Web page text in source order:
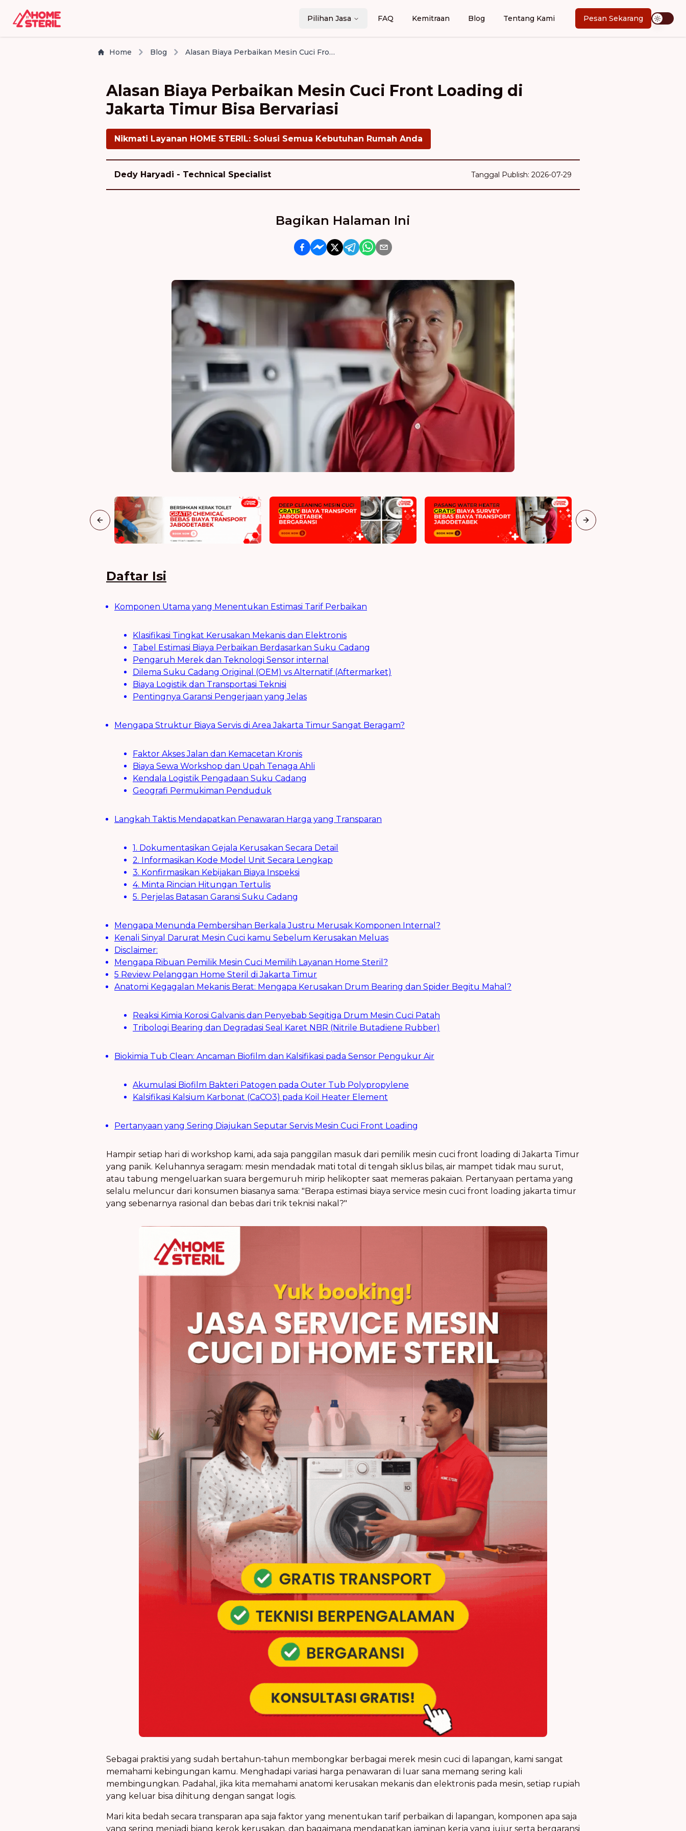
Pilihan Jasa FAQ Kemitraan Blog Tentang Kami Pesan Sekarang
Home Blog Alasan Biaya Perbaikan Mesin Cuci Front Loading di Jakarta Timur Bisa Bervariasi
Alasan Biaya Perbaikan Mesin Cuci Front Loading di
Jakarta Timur Bisa Bervariasi
Nikmati Layanan HOME STERIL: Solusi Semua Kebutuhan Rumah Anda
Dedy Haryadi - Technical Specialist Tanggal Publish: 2026-07-29
Bagikan Halaman Ini
Previous slide Next slide
Daftar Isi
Komponen Utama yang Menentukan Estimasi Tarif Perbaikan
Klasifikasi Tingkat Kerusakan Mekanis dan Elektronis
Tabel Estimasi Biaya Perbaikan Berdasarkan Suku Cadang
Pengaruh Merek dan Teknologi Sensor internal
Dilema Suku Cadang Original (OEM) vs Alternatif (Aftermarket)
Biaya Logistik dan Transportasi Teknisi
Pentingnya Garansi Pengerjaan yang Jelas
Mengapa Struktur Biaya Servis di Area Jakarta Timur Sangat Beragam?
Faktor Akses Jalan dan Kemacetan Kronis
Biaya Sewa Workshop dan Upah Tenaga Ahli
Kendala Logistik Pengadaan Suku Cadang
Geografi Permukiman Penduduk
Langkah Taktis Mendapatkan Penawaran Harga yang Transparan
1. Dokumentasikan Gejala Kerusakan Secara Detail
2. Informasikan Kode Model Unit Secara Lengkap
3. Konfirmasikan Kebijakan Biaya Inspeksi
4. Minta Rincian Hitungan Tertulis
5. Perjelas Batasan Garansi Suku Cadang
Mengapa Menunda Pembersihan Berkala Justru Merusak Komponen Internal?
Kenali Sinyal Darurat Mesin Cuci kamu Sebelum Kerusakan Meluas
Disclaimer:
Mengapa Ribuan Pemilik Mesin Cuci Memilih Layanan Home Steril?
5 Review Pelanggan Home Steril di Jakarta Timur
Anatomi Kegagalan Mekanis Berat: Mengapa Kerusakan Drum Bearing dan Spider Begitu Mahal?
Reaksi Kimia Korosi Galvanis dan Penyebab Segitiga Drum Mesin Cuci Patah
Tribologi Bearing dan Degradasi Seal Karet NBR (Nitrile Butadiene Rubber)
Biokimia Tub Clean: Ancaman Biofilm dan Kalsifikasi pada Sensor Pengukur Air
Akumulasi Biofilm Bakteri Patogen pada Outer Tub Polypropylene
Kalsifikasi Kalsium Karbonat (CaCO3) pada Koil Heater Element
Pertanyaan yang Sering Diajukan Seputar Servis Mesin Cuci Front Loading
Hampir setiap hari di workshop kami, ada saja panggilan masuk dari pemilik mesin cuci front loading di Jakarta Timur
yang panik. Keluhannya seragam: mesin mendadak mati total di tengah siklus bilas, air mampet tidak mau surut,
atau tabung mengeluarkan suara bergemuruh mirip helikopter saat memeras pakaian. Pertanyaan pertama yang
selalu meluncur dari konsumen biasanya sama: "Berapa estimasi biaya service mesin cuci front loading jakarta timur
yang sebenarnya rasional dan bebas dari trik teknisi nakal?"
Sebagai praktisi yang sudah bertahun-tahun membongkar berbagai merek mesin cuci di lapangan, kami sangat
memahami kebingungan kamu. Menghadapi variasi harga penawaran di luar sana memang sering kali
membingungkan. Padahal, jika kita memahami anatomi kerusakan mekanis dan elektronis pada mesin, setiap rupiah
yang keluar bisa dihitung dengan sangat logis.
Mari kita bedah secara transparan apa saja faktor yang menentukan tarif perbaikan di lapangan, komponen apa saja
yang sering menjadi biang kerok kerusakan, dan bagaimana mendapatkan jaminan kerja yang jujur serta bergaransi